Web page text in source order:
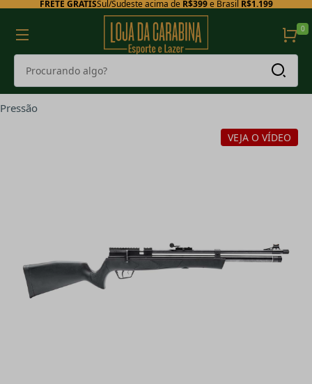
FRETE GRÁTISSul/Sudeste acima de R$399e Brasil R$1.199
0
Pressão
VEJA O VÍDEO